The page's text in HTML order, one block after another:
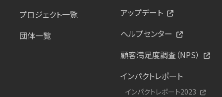
プロジェクト一覧
団体一覧
アップデート
ヘルプセンター
顧客満足度調査（NPS）
インパクトレポート
インパクトレポート2023